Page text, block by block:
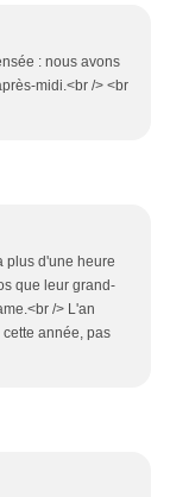
: nous avons
midi.<br /> <br
plus d'une heure
que leur grand-
/> L'an
année, pas